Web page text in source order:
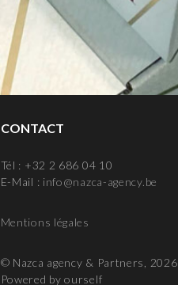
CONTACT
Tél : +32 2 686 04 10
E-Mail : info@nazca-agency.be
Mentions légales
© Nazca agency & Partners, 2026
Powered by ourself